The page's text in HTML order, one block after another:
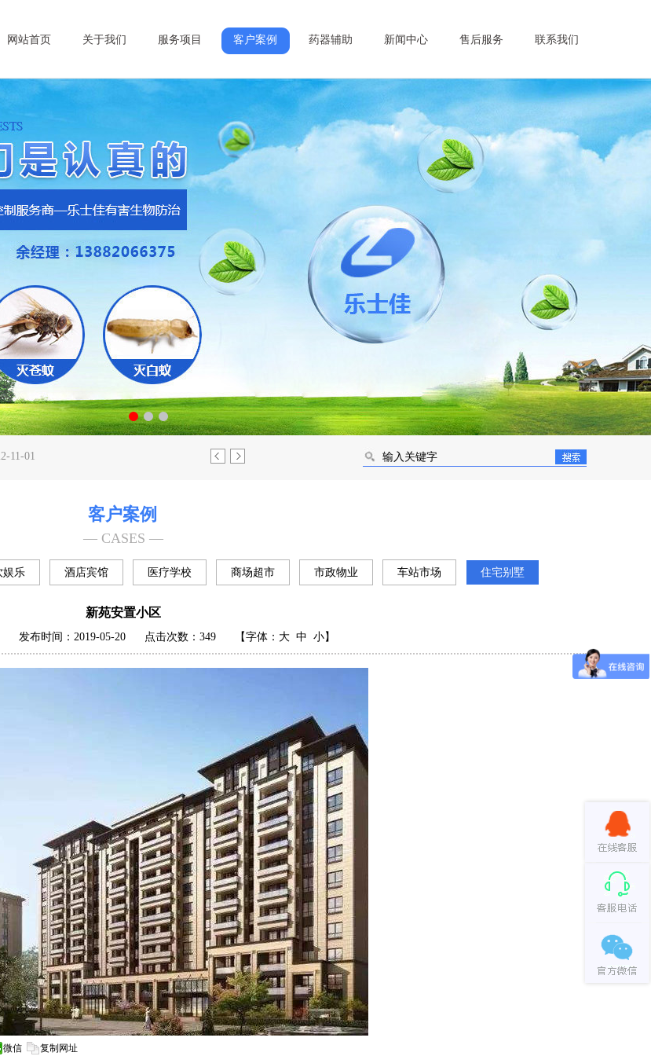
网站首页 关于我们 服务项目 客户案例 药器辅助 新闻中心 售后服务 联系我们
2022-05-25
11-01
客户案例
— CASES —
娱乐 酒店宾馆 医疗学校 商场超市 市政物业 车站市场 住宅别墅
住宅别墅 您当前的位置： 网站首页-解决方案
新苑安置小区
发布时间：2019-05-20 点击次数： 349 【字体： 大 中 小】
微信 复制网址